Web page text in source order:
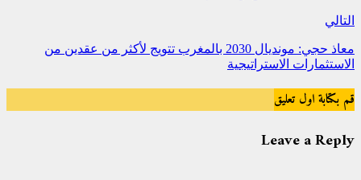
التالي
معاذ حجي: مونديال 2030 بالمغرب تتويج لأكثر من عقدين من
الاستثمارات الاستراتيجية
قم بكتابة اول تعليق
Leave a Reply